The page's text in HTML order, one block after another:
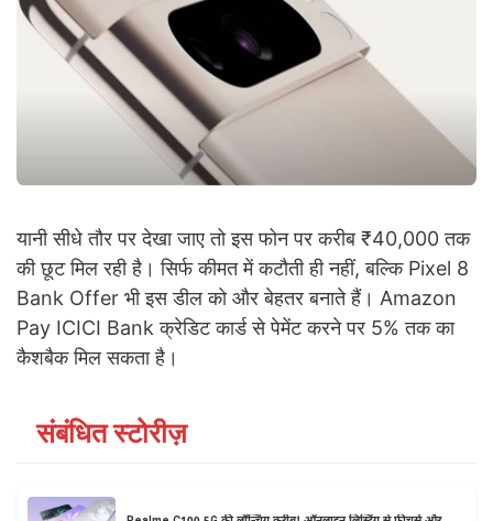
यानी सीधे तौर पर देखा जाए तो इस फोन पर करीब ₹40,000 तक
की छूट मिल रही है। सिर्फ कीमत में कटौती ही नहीं, बल्कि Pixel 8
Bank Offer भी इस डील को और बेहतर बनाते हैं। Amazon
Pay ICICI Bank क्रेडिट कार्ड से पेमेंट करने पर 5% तक का
कैशबैक मिल सकता है।
संबंधित स्टोरीज़